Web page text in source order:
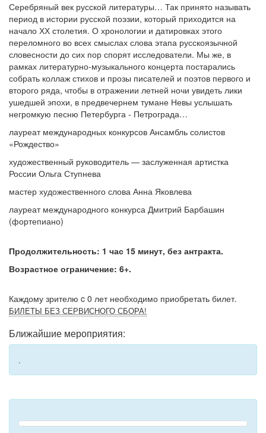
Серебряный век русской литературы… Так принято называть
период в истории русской поэзии, который приходится на
начало ХХ столетия. О хронологии и датировках этого
переломного во всех смыслах слова этапа русскоязычной
словесности до сих пор спорят исследователи. Мы же, в
рамках литературно-музыкального концерта постарались
собрать коллаж стихов и прозы писателей и поэтов первого и
второго ряда, чтобы в отражении летней ночи увидеть лики
ушедшей эпохи, в предвечернем тумане Невы услышать
негромкую песню Петербурга - Петрограда…
лауреат международных конкурсов Ансамбль солистов
«Рождество»
художественный руководитель — заслуженная артистка
России Ольга Ступнева
мастер художественного слова Анна Яковлева
лауреат международного конкурса Дмитрий Барбашин
(фортепиано)
Продолжительность: 1 час 15 минут, без антракта.
Возрастное ограничение: 6+.
Каждому зрителю c 0 лет необходимо приобретать билет.
БИЛЕТЫ БЕЗ СЕРВИСНОГО СБОРА!
Ближайшие мероприятия:
.